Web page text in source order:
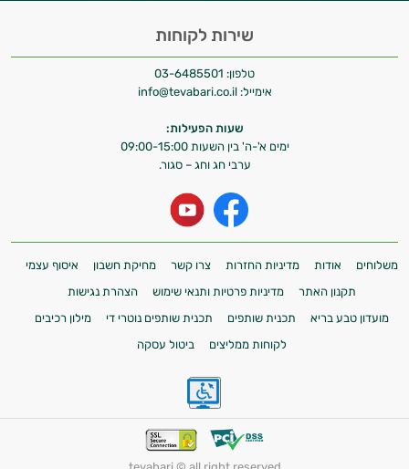
שירות לקוחות
טלפון: 03-6485501
אימייל: info@tevabari.co.il
שעות הפעילות:
ימים א'-ה' בין השעות 09:00-15:00
ערבי חג וחג – סגור.
משלוחים אודות מדיניות החזרות צרו קשר מחיקת חשבון
איסוף עצמי
תקנון האתר
מדיניות פרטיות ותנאי שימוש
הצהרת נגישות
מועדון טבע בריא
תכנית שותפים תכנית שותפים נוטרי די
מילון רכיבים
לקוחות ממליצים
ביטול עסקה